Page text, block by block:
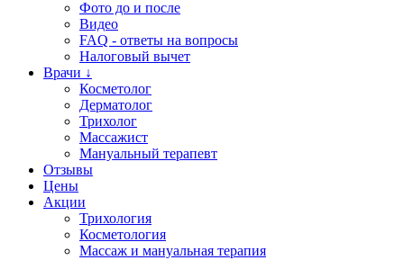
Фото до и после
Видео
FAQ - ответы на вопросы
Налоговый вычет
Врачи ↓
Косметолог
Дерматолог
Трихолог
Массажист
Мануальный терапевт
Отзывы
Цены
Акции
Трихология
Косметология
Массаж и мануальная терапия